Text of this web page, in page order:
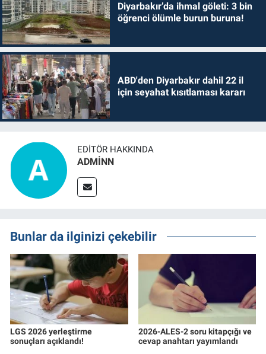
Diyarbakır’da ihmal göleti: 3 bin
öğrenci ölümle burun buruna!
ABD'den Diyarbakır dahil 22 il
için seyahat kısıtlaması kararı
EDITÖR HAKKINDA
ADMİNN
Bunlar da ilginizi çekebilir
LGS 2026 yerleştirme
sonuçları açıklandı!
2026-ALES-2 soru kitapçığı ve
cevap anahtarı yayımlandı